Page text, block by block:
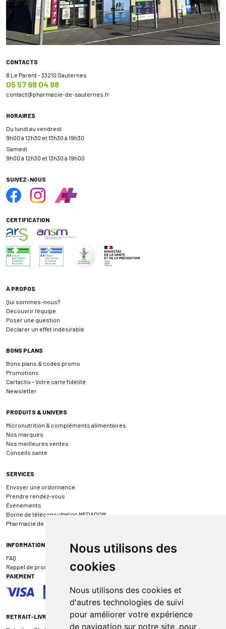
Nous utilisons des
cookies
Nous utilisons des cookies et
d'autres technologies de suivi
pour améliorer votre expérience
de navigation sur notre site, pour
CONTACTS
8 Le Parent - 33210 Sauternes
05 57 98 04 98
contact@pharmacie-de-sauternes.fr
HORAIRES
Du lundi au vendredi
9h00 à 12h30 et 13h30 à 19h30
Samedi
9h00 à 12h30 et 13h30 à 19h00
SUIVEZ-NOUS
CERTIFICATION
À PROPOS
Qui sommes-nous?
Découvrir l’équipe
Poser une question
Déclarer un effet indésirable
BONS PLANS
Bons plans & codes promo
Promotions
Cartactiv – Votre carte fidélité
Newsletter
PRODUITS & UNIVERS
Micronutrition & compléments alimentaires
Nos marques
Nos meilleures ventes
Conseils santé
SERVICES
Envoyer une ordonnance
Prendre rendez-vous
Événements
Borne de téléconsultation MEDADOM
Pharmacie de garde
INFORMATIONS
FAQ
Rappel de produit
PAIEMENT
RETRAIT-LIVRAISON